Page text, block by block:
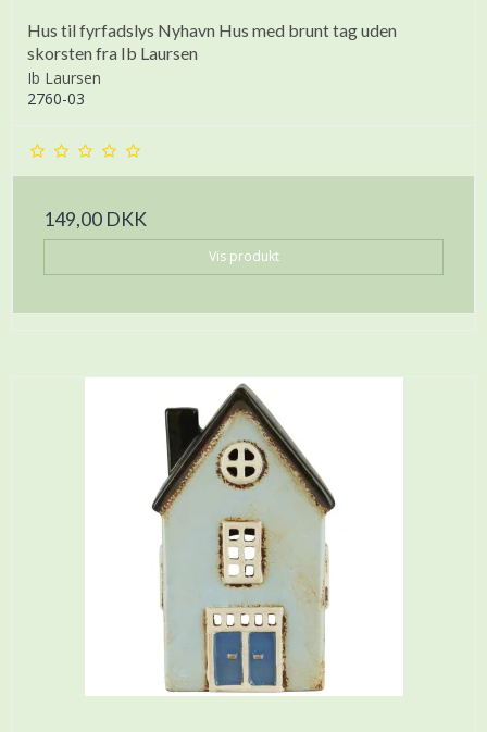
Hus til fyrfadslys Nyhavn Hus med brunt tag uden
skorsten fra Ib Laursen
Ib Laursen
2760-03
149,00 DKK
Vis produkt